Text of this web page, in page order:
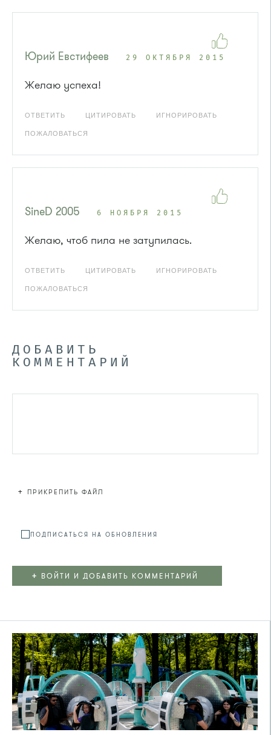
Юрий Евстифеев 29 ОКТЯБРЯ 2015
Желаю успеха!
ОТВЕТИТЬ ЦИТИРОВАТЬ ИГНОРИРОВАТЬ
ПОЖАЛОВАТЬСЯ
SineD 2005 6 НОЯБРЯ 2015
Желаю, чтоб пила не затупилась.
ОТВЕТИТЬ ЦИТИРОВАТЬ ИГНОРИРОВАТЬ
ПОЖАЛОВАТЬСЯ
ДОБАВИТЬ
КОММЕНТАРИЙ
+ ПРИКРЕПИТЬ ФАЙЛ
ПОДПИСАТЬСЯ НА ОБНОВЛЕНИЯ
+ ВОЙТИ И ДОБАВИТЬ КОММЕНТАРИЙ